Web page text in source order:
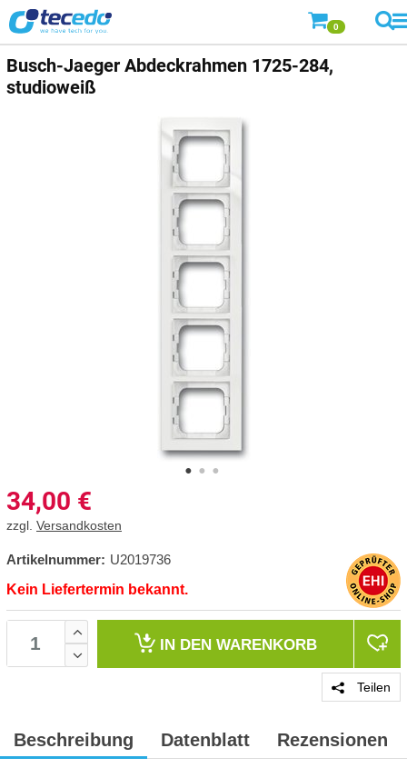
0
Busch-Jaeger Abdeckrahmen 1725-284,
studioweiß
34,00 €
zzgl. Versandkosten
Artikelnummer: U2019736
Kein Liefertermin bekannt.
IN DEN WARENKORB
Teilen
Beschreibung Datenblatt Rezensionen